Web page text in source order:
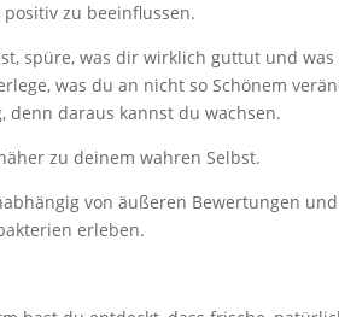
zu beeinflussen.
spüre, was dir wirklich guttut und
was du an nicht so Schönem
denn daraus kannst du wachsen.
zu deinem wahren Selbst.
von äußeren Bewertungen
erleben.